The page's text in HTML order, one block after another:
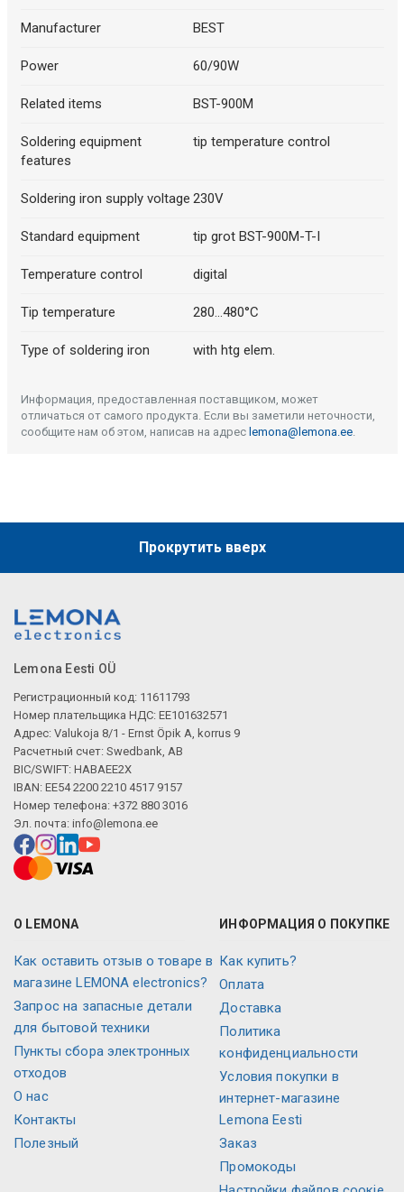
Manufacturer BEST
Power 60/90W
Related items BST-900M
Soldering equipment
features
tip temperature control
Soldering iron supply voltage 230V
Standard equipment tip grot BST-900M-T-I
Temperature control digital
Tip temperature 280...480°C
Type of soldering iron with htg elem.
Информация, предоставленная поставщиком, может
отличаться от самого продукта. Если вы заметили неточности,
сообщите нам об этом, написав на адрес lemona@lemona.ee.
Прокрутить вверх
Lemona Eesti OÜ
Регистрационный код: 11611793
Номер плательщика НДС: EE101632571
Адрес: Valukoja 8/1 - Ernst Öpik A, korrus 9
Расчетный счет: Swedbank, AB
BIC/SWIFT: HABAEE2X
IBAN: EE54 2200 2210 4517 9157
Номер телефона: +372 880 3016
Эл. почта: info@lemona.ee
О LEMONA
Как оставить отзыв о товаре в
магазине LEMONA electronics?
Запрос на запасные детали
для бытовой техники
Пункты сбора электронных
отходов
О нас
Контакты
Полезный
ИНФОРМАЦИЯ О ПОКУПКЕ
Как купить?
Оплата
Доставка
Политика
конфиденциальности
Условия покупки в
интернет-магазине
Lemona Eesti
Заказ
Промокоды